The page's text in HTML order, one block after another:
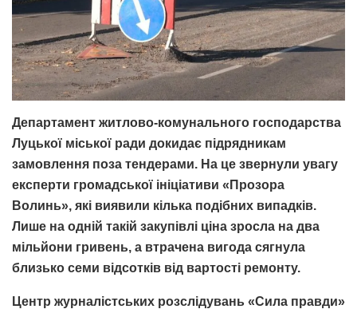
Департамент житлово-комунального господарства
Луцької міської ради докидає підрядникам
замовлення поза тендерами. На це звернули увагу
експерти громадської ініціативи «Прозора
Волинь», які виявили кілька подібних випадків.
Лише на одній такій закупівлі ціна зросла на два
мільйони гривень, а втрачена вигода сягнула
близько семи відсотків від вартості ремонту.
Центр журналістських розслідувань «Сила правди»